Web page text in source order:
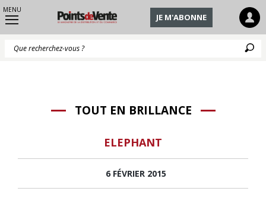
MENU
JE M'ABONNE
TOUT EN BRILLANCE
ELEPHANT
6 FÉVRIER 2015